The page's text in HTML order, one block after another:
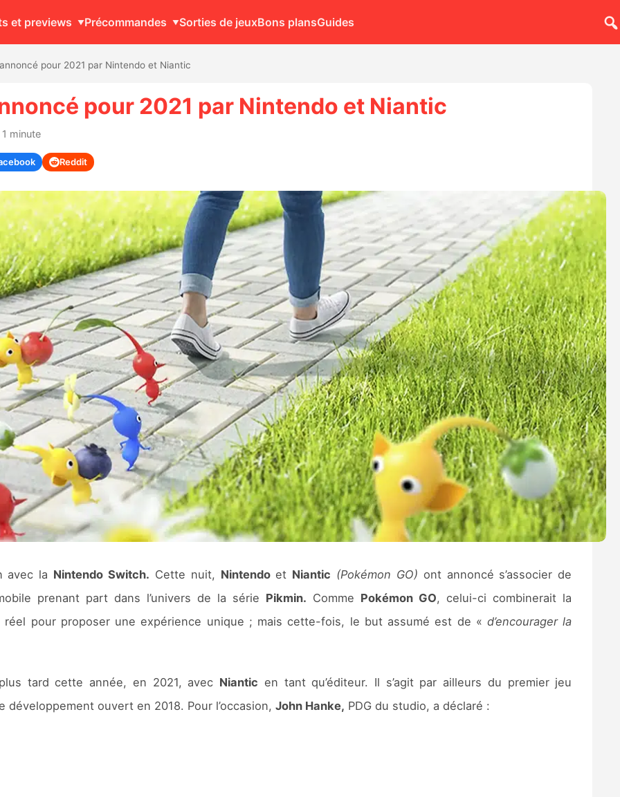
et previews Précommandes Sorties de jeuxBons plansGuides
pour 2021 par Nintendo et Niantic
pour 2021 par Nintendo et Niantic
minute
Reddit
avec la Nintendo Switch. Cette nuit, Nintendoet Niantic (Pokémon GO) ont annoncé s’associer de
prenant part dans l’univers de la série Pikmin. Comme Pokémon GO, celui-ci combinerait la
pour proposer une expérience unique ; mais cette-fois, le but assumé est de «d’encourager la
tard cette année, en 2021, avec Niantic en tant qu’éditeur. Il s’agit par ailleurs du premier jeu
développement ouvert en 2018. Pour l’occasion, John Hanke, PDG du studio, a déclaré :